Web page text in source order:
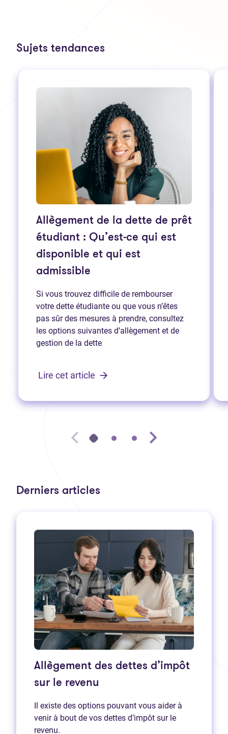
Sujets tendances
Allègement de la dette de prêt
étudiant : Qu’est-ce qui est
disponible et qui est
admissible
Si vous trouvez difficile de rembourser
votre dette étudiante ou que vous n’êtes
pas sûr des mesures à prendre, consultez
les options suivantes d’allègement et de
gestion de la dette
Lire cet article
Derniers articles
Allègement des dettes d’impôt
sur le revenu
Il existe des options pouvant vous aider à
venir à bout de vos dettes d’impôt sur le
revenu.